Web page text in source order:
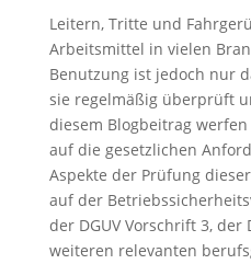
Leitern, Tritte und
Arbeitsmittel in vielen
Benutzung ist jedoch nur
sie regelmäßig überprüft
diesem Blogbeitrag
auf die gesetzlichen
Aspekte der Prüfung
auf der
der DGUV Vorschrift 3, der
weiteren relevanten